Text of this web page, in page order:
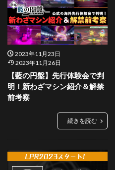
2023年11月23日
2023年11月26日
【藍の円盤】先行体験会で判
明！新わざマシン紹介＆解禁
前考察
続きを読む